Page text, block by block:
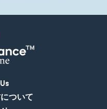
ついて